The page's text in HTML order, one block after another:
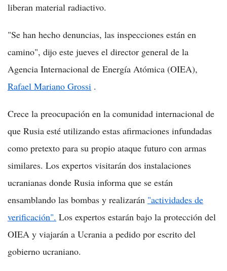
liberan material radiactivo.
"Se han hecho denuncias, las inspecciones están en
camino", dijo este jueves el director general de la
Agencia Internacional de Energía Atómica (OIEA),
Rafael Mariano Grossi .
Crece la preocupación en la comunidad internacional de
que Rusia esté utilizando estas afirmaciones infundadas
como pretexto para su propio ataque futuro con armas
similares. Los expertos visitarán dos instalaciones
ucranianas donde Rusia informa que se están
ensamblando las bombas y realizarán "actividades de
verificación". Los expertos estarán bajo la protección del
OIEA y viajarán a Ucrania a pedido por escrito del
gobierno ucraniano.